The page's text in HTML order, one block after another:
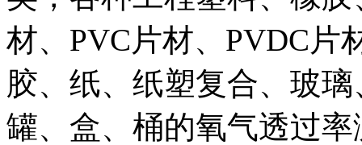
材、PVC片材、PVDC片
胶、纸、纸塑复合、玻
罐、盒、桶的氧气透过